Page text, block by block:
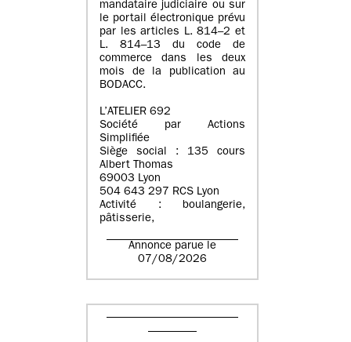
mandataire judiciaire ou sur
le portail électronique prévu
par les articles L. 814–2 et
L. 814–13 du code de
commerce dans les deux
mois de la publication au
BODACC.
L’ATELIER 692
Société par Actions
Simplifiée
Siège social : 135 cours
Albert Thomas
69003 Lyon
504 643 297 RCS Lyon
Activité : boulangerie,
pâtisserie,
Annonce parue le
07/08/2026